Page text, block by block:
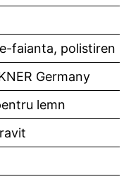
faianta, polistiren
Germany
lemn